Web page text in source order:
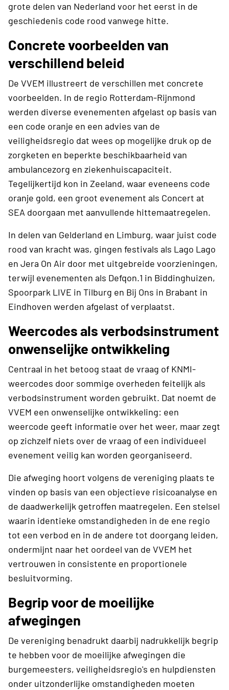
grote delen van Nederland voor het eerst in de
geschiedenis code rood vanwege hitte.
Concrete voorbeelden van
verschillend beleid
De VVEM illustreert de verschillen met concrete
voorbeelden. In de regio Rotterdam-Rijnmond
werden diverse evenementen afgelast op basis van
een code oranje en een advies van de
veiligheidsregio dat wees op mogelijke druk op de
zorgketen en beperkte beschikbaarheid van
ambulancezorg en ziekenhuiscapaciteit.
Tegelijkertijd kon in Zeeland, waar eveneens code
oranje gold, een groot evenement als Concert at
SEA doorgaan met aanvullende hittemaatregelen.
In delen van Gelderland en Limburg, waar juist code
rood van kracht was, gingen festivals als Lago Lago
en Jera On Air door met uitgebreide voorzieningen,
terwijl evenementen als Defqon.1 in Biddinghuizen,
Spoorpark LIVE in Tilburg en Bij Ons in Brabant in
Eindhoven werden afgelast of verplaatst.
Weercodes als verbodsinstrument
onwenselijke ontwikkeling
Centraal in het betoog staat de vraag of KNMI-
weercodes door sommige overheden feitelijk als
verbodsinstrument worden gebruikt. Dat noemt de
VVEM een onwenselijke ontwikkeling: een
weercode geeft informatie over het weer, maar zegt
op zichzelf niets over de vraag of een individueel
evenement veilig kan worden georganiseerd.
Die afweging hoort volgens de vereniging plaats te
vinden op basis van een objectieve risicoanalyse en
de daadwerkelijk getroffen maatregelen. Een stelsel
waarin identieke omstandigheden in de ene regio
tot een verbod en in de andere tot doorgang leiden,
ondermijnt naar het oordeel van de VVEM het
vertrouwen in consistente en proportionele
besluitvorming.
Begrip voor de moeilijke
afwegingen
De vereniging benadrukt daarbij nadrukkelijk begrip
te hebben voor de moeilijke afwegingen die
burgemeesters, veiligheidsregio's en hulpdiensten
onder uitzonderlijke omstandigheden moeten